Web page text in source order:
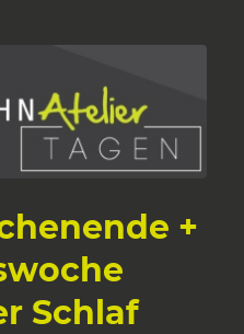
+
Schlaf